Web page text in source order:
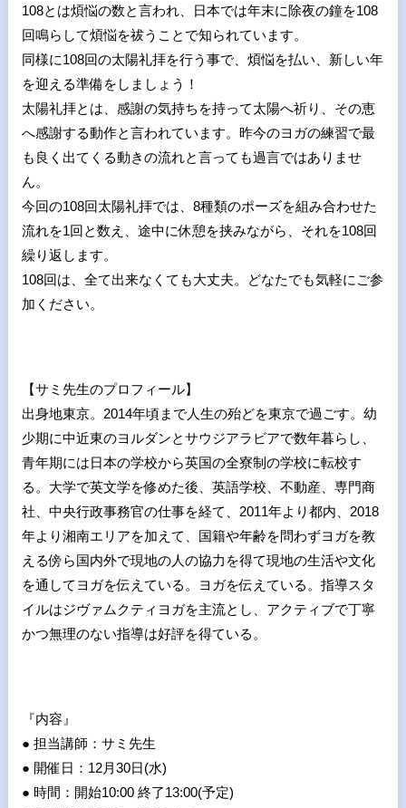
108とは煩悩の数と言われ、日本では年末に除夜の鐘を108
回鳴らして煩悩を祓うことで知られています。
同様に108回の太陽礼拝を行う事で、煩悩を払い、新しい年
を迎える準備をしましょう！
太陽礼拝とは、感謝の気持ちを持って太陽へ祈り、その恵
へ感謝する動作と言われています。昨今のヨガの練習で最
も良く出てくる動きの流れと言っても過言ではありませ
ん。
今回の108回太陽礼拝では、8種類のポーズを組み合わせた
流れを1回と数え、途中に休憩を挟みながら、それを108回
繰り返します。
108回は、全て出来なくても大丈夫。どなたでも気軽にご参
加ください。
【サミ先生のプロフィール】
出身地東京。2014年頃まで人生の殆どを東京で過ごす。幼
少期に中近東のヨルダンとサウジアラビアで数年暮らし、
青年期には日本の学校から英国の全寮制の学校に転校す
る。大学で英文学を修めた後、英語学校、不動産、専門商
社、中央行政事務官の仕事を経て、2011年より都内、2018
年より湘南エリアを加えて、国籍や年齢を問わずヨガを教
える傍ら国内外で現地の人の協力を得て現地の生活や文化
を通してヨガを伝えている。ヨガを伝えている。指導スタ
イルはジヴァムクティヨガを主流とし、アクティブで丁寧
かつ無理のない指導は好評を得ている。
『内容』
● 担当講師：サミ先生
● 開催日：12月30日(水)
● 時間：開始10:00 終了13:00(予定)